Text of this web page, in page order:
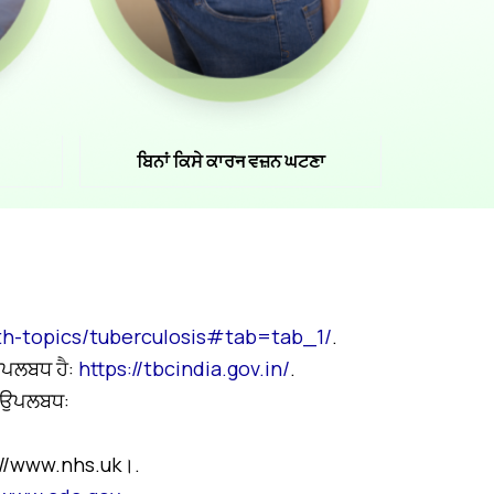
ਬਿਨਾਂ ਕਿਸੇ ਕਾਰन ਵਜ਼ਨ ਘਟਣਾ
topics/tuberculosis#tab=tab_1/.
ਹੈ: https://tbcindia.gov.in/.
ਉਪਲਬਧ: